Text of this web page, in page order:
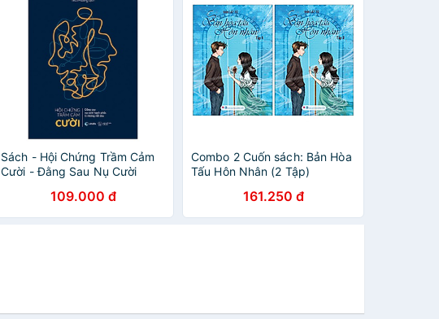
Sách - Hội Chứng Trầm Cảm
Cười - Đằng Sau Nụ Cười
109.000 đ
Combo 2 Cuốn sách: Bản Hòa
Tấu Hôn Nhân (2 Tập)
161.250 đ